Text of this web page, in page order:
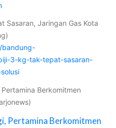
Sasaran, Jaringan Gas Kota
bandung-
3-kg-tak-tepat-sasaran-
Berkomitmen
Pertamina Berkomitmen